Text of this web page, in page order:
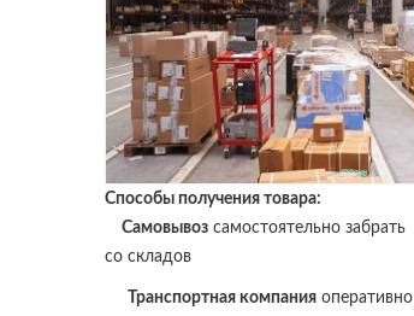
Способы получения товара:
Самовывоз самостоятельно забрать
со складов
Транспортная компания оперативно